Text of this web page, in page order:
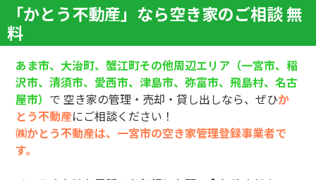
「かとう不動産」なら空き家のご相談 無
料
あま市、大治町、蟹江町その他周辺エリア（一宮市、稲
沢市、清須市、愛西市、津島市、弥富市、飛島村、名古
屋市） で 空き家の管理・売却・貸し出しなら、ぜひか
とう不動産にご相談ください！
㈱かとう不動産は、一宮市の空き家管理登録事業者で
す。